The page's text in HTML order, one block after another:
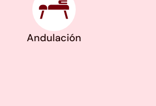
Andulación